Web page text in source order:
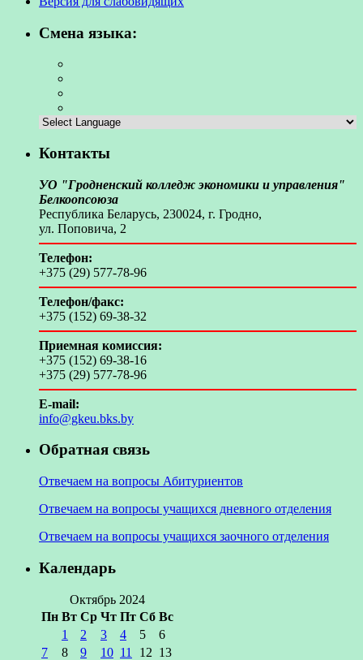
Смена языка:
Контакты
УО "Гродненский колледж экономики и управления"
Белкоопсоюза
Республика Беларусь, 230024, г. Гродно,
ул. Поповича, 2
Телефон:
+375 (29) 577-78-96
Телефон/факс:
+375 (152) 69-38-32
Приемная комиссия:
+375 (152) 69-38-16
+375 (29) 577-78-96
E-mail:
info@gkeu.bks.by
Обратная связь
Отвечаем на вопросы Абитуриентов
Отвечаем на вопросы учащихся дневного отделения
Отвечаем на вопросы учащихся заочного отделения
Календарь
Октябрь 2024
Пн Вт Ср Чт Пт Сб Вс
1 2 3 4 5
6
7
8 9 10 11 12 13